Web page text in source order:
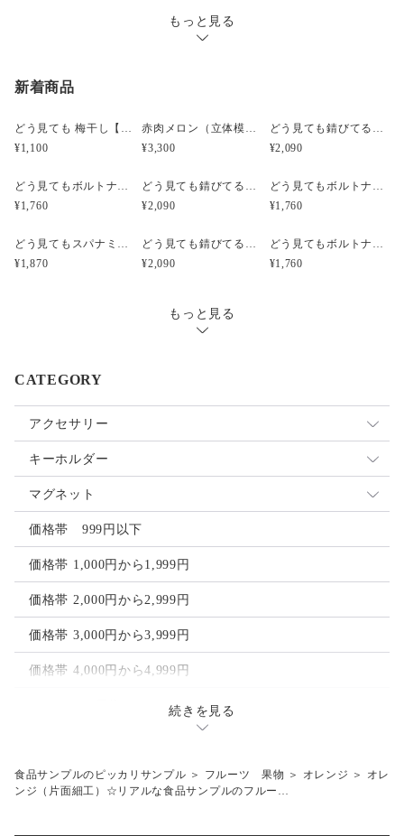
もっと見る
新着商品
どう見ても 梅干し【みつ漬け】）（立体模型）☆リアルな食品サンプルのキーホルダー
¥1,100
赤肉メロン（立体模型）小サイズ☆リアルな食品サンプルのフルーツピアス
¥3,300
どう見ても錆びてるボルトナットのピアス（立体模型）☆ぺケ鉄TOOL☆リアルな工具模型のピアス
¥2,090
どう見てもボルトナットのピアス（立体模型）☆ぺケ鉄TOOL☆リアルな工具模型のピアス
¥1,760
どう見ても錆びてるボルトナットのキーホルダー【SABI】（立体模型）☆ぺケ鉄TOOL☆リアルな工具模型のキーホルダー
¥2,090
どう見てもボルトナットのキーホルダー【無限ネジネジ】（立体模型）☆ぺケ鉄TOOL☆リアルな工具模型のキーホルダー
¥1,760
どう見てもスパナミニS67のピアス【シルバー】（立体模型）☆ぺケ鉄TOOL☆リアルな工具模型のピアス
¥1,870
どう見ても錆びてるボルトナットのイヤリング（立体模型）☆ぺケ鉄TOOL☆リアルな工具模型のイヤリング
¥2,090
どう見てもボルトナットのイヤリング（立体模型）☆ぺケ鉄TOOL☆リアルな工具模型のイヤリング
¥1,760
もっと見る
CATEGORY
アクセサリー
イヤリング
ピアス
ヘアアクセサリー
ヘアクリップ
ヘアゴム
キーホルダー
ストラップ
マグネット
ゴルフマーカー
価格帯 999円以下
価格帯 1,000円から1,999円
価格帯 2,000円から2,999円
価格帯 3,000円から3,999円
価格帯 4,000円から4,999円
オレンジ
梅干し
工具模型
続きを見る
食品サンプルのピッカリサンプル ＞ フルーツ 果物 ＞ オレンジ ＞
オレ
ンジ（片面細工）☆リアルな食品サンプルのフルー…